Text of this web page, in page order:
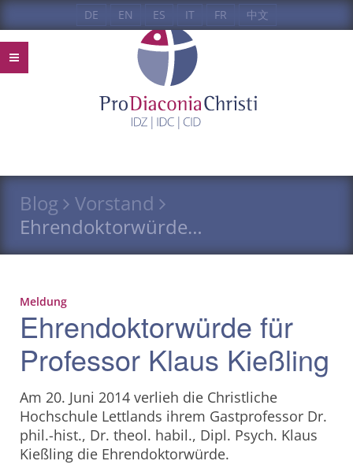
DE EN ES IT FR 中文
Blog
Vorstand
Ehrendoktorwürde…
Meldung
Ehrendoktorwürde für
Professor Klaus Kießling
Am 20. Juni 2014 verlieh die Christliche
Hochschule Lettlands ihrem Gastprofessor Dr.
phil.-hist., Dr. theol. habil., Dipl. Psych. Klaus
Kießling die Ehrendoktorwürde.